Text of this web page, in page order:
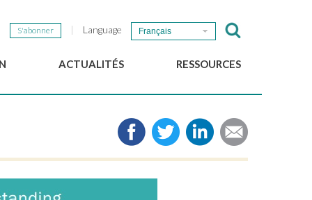
S'abonner Language Français
ACTUALITÉS
Newsletter du GSEF
RESSOURCES
Médias
Liens